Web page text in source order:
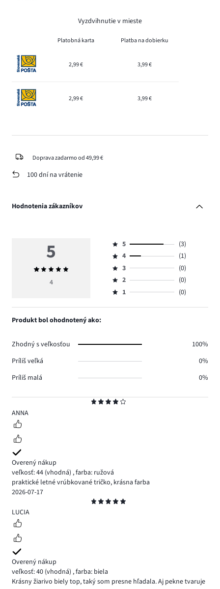
Vyzdvihnutie v mieste
Platobná karta Platba na dobierku
2,99 € 3,99 €
2,99 € 3,99 €
Doprava zadarmo od 49,99 €
100 dní na vrátenie
Hodnotenia zákazníkov
4
ANNA
Overený nákup
veľkosť: 44 (vhodná) ,farba: ružová
praktické letné vrúbkované tričko, krásna farba
2026-07-17
5LUCIA
Overený nákup
veľkosť: 40 (vhodná) ,farba: biela
Krásny žiarivo biely top, taký som presne hľadala. Aj pekne tvaruje
5
Priemerné
hodnotenie
4
Hodnotenie
5,
počet
hlasov
3.
5
(3)
Hodnotenie
4,
počet
hlasov
4
(1)
Hodnotenie
3,
počet
3
(0)
Hodnotenie
2,
2
(0)
Hodnotenie
1,
1 (0)
Produkt bol ohodnotený ako:
Zhodný s veľkosťou
100%
Príliš veľká
0%
Príliš malá
0%